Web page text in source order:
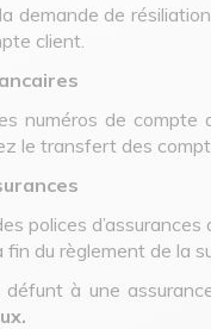
demande de
client.
numéros de compte
le transfert des
polices
fin du règlement de la
défunt à une